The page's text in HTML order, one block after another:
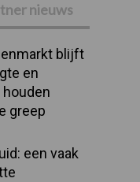
nieuws
blijft
en
greep
een vaak